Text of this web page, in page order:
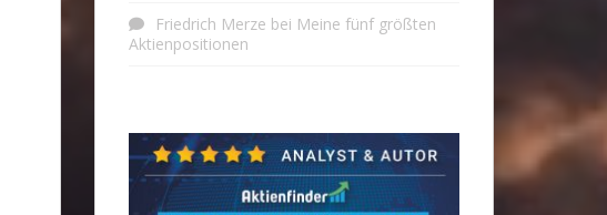
Friedrich Merze bei Meine fünf größten
Aktienpositionen